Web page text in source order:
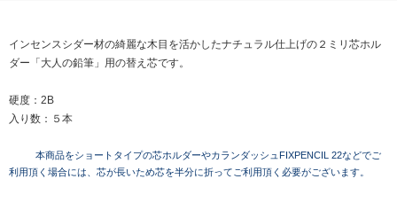
インセンスシダー材の綺麗な木目を活かしたナチュラル仕上げの２ミリ芯ホル
ダー「大人の鉛筆」用の替え芯です。
硬度：2B
入り数：５本
本商品をショートタイプの芯ホルダーやカランダッシュFIXPENCIL 22などでご
利用頂く場合には、芯が長いため芯を半分に折ってご利用頂く必要がございます。